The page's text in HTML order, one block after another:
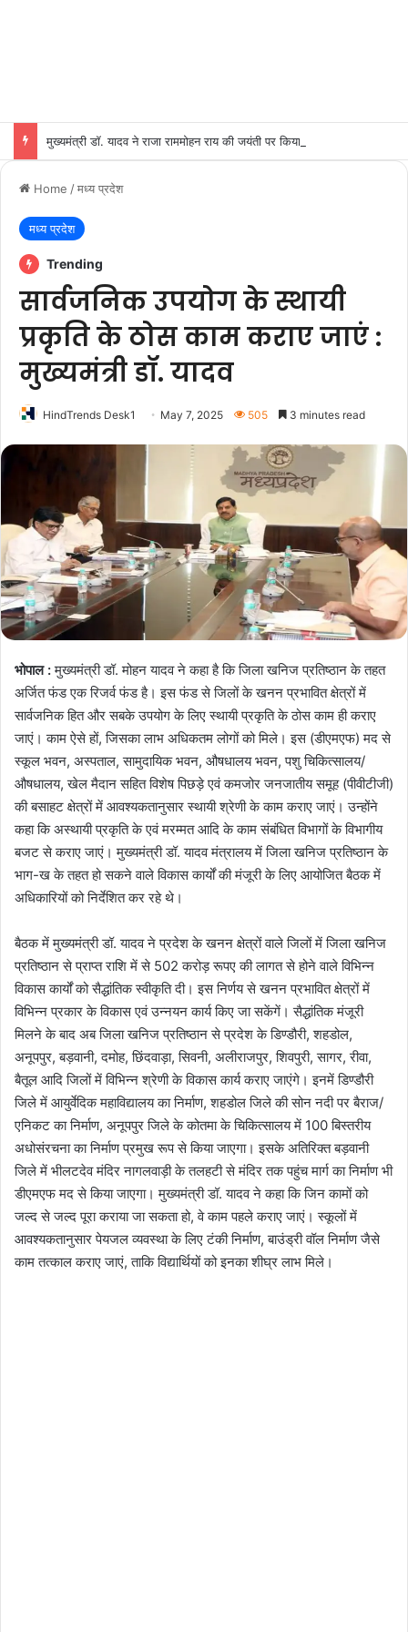
मुख्यमंत्री डॉ. यादव ने राजा राममोहन राय की जयंती पर किया नमन
Home /मध्य प्रदेश
मध्य प्रदेश
Trending
सार्वजनिक उपयोग के स्थायी
प्रकृति के ठोस काम कराए जाएं :
मुख्यमंत्री डॉ. यादव
HindTrends Desk1 May 7, 2025 505 3 minutes read
भोपाल :मुख्यमंत्री डॉ. मोहन यादव ने कहा है कि जिला खनिज प्रतिष्ठान के तहत
अर्जित फंड एक रिजर्व फंड है। इस फंड से जिलों के खनन प्रभावित क्षेत्रों में
सार्वजनिक हित और सबके उपयोग के लिए स्थायी प्रकृति के ठोस काम ही कराए
जाएं। काम ऐसे हों, जिसका लाभ अधिकतम लोगों को मिले। इस (डीएमएफ) मद से
स्कूल भवन, अस्पताल, सामुदायिक भवन, औषधालय भवन, पशु चिकित्सालय/
औषधालय, खेल मैदान सहित विशेष पिछड़े एवं कमजोर जनजातीय समूह (पीवीटीजी)
की बसाहट क्षेत्रों में आवश्यकतानुसार स्थायी श्रेणी के काम कराए जाएं। उन्होंने
कहा कि अस्थायी प्रकृति के एवं मरम्मत आदि के काम संबंधित विभागों के विभागीय
बजट से कराए जाएं। मुख्यमंत्री डॉ. यादव मंत्रालय में जिला खनिज प्रतिष्ठान के
भाग-ख के तहत हो सकने वाले विकास कार्यों की मंजूरी के लिए आयोजित बैठक में
अधिकारियों को निर्देशित कर रहे थे।
बैठक में मुख्यमंत्री डॉ. यादव ने प्रदेश के खनन क्षेत्रों वाले जिलों में जिला खनिज
प्रतिष्ठान से प्राप्त राशि में से 502 करोड़ रूपए की लागत से होने वाले विभिन्न
विकास कार्यों को सैद्धांतिक स्वीकृति दी। इस निर्णय से खनन प्रभावित क्षेत्रों में
विभिन्न प्रकार के विकास एवं उन्नयन कार्य किए जा सकेंगें। सैद्धांतिक मंजूरी
मिलने के बाद अब जिला खनिज प्रतिष्ठान से प्रदेश के डिण्डौरी, शहडोल,
अनूपपुर, बड़वानी, दमोह, छिंदवाड़ा, सिवनी, अलीराजपुर, शिवपुरी, सागर, रीवा,
बैतूल आदि जिलों में विभिन्न श्रेणी के विकास कार्य कराए जाएंगे। इनमें डिण्डौरी
जिले में आयुर्वेदिक महाविद्यालय का निर्माण, शहडोल जिले की सोन नदी पर बैराज/
एनिकट का निर्माण, अनूपपुर जिले के कोतमा के चिकित्सालय में 100 बिस्तरीय
अधोसंरचना का निर्माण प्रमुख रूप से किया जाएगा। इसके अतिरिक्त बड़वानी
जिले में भीलटदेव मंदिर नागलवाड़ी के तलहटी से मंदिर तक पहुंच मार्ग का निर्माण भी
डीएमएफ मद से किया जाएगा। मुख्यमंत्री डॉ. यादव ने कहा कि जिन कामों को
जल्द से जल्द पूरा कराया जा सकता हो, वे काम पहले कराए जाएं। स्कूलों में
आवश्यकतानुसार पेयजल व्यवस्था के लिए टंकी निर्माण, बाउंड्री वॉल निर्माण जैसे
काम तत्काल कराए जाएं, ताकि विद्यार्थियों को इनका शीघ्र लाभ मिले।